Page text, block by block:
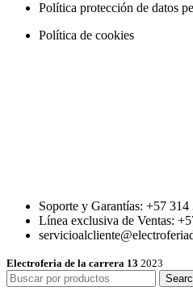
Política protección de datos
Política de cookies
Soporte y Garantías: +57
Línea exclusiva de Ventas:
Electroferia de la carrera 13 2023